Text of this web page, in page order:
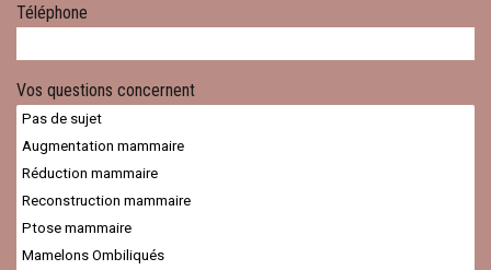
Téléphone
Vos questions concernent